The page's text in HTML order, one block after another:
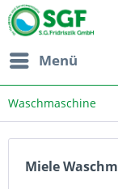
Menü
Waschmaschine
Miele